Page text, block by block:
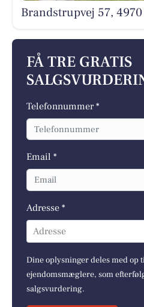
Brandstrupvej 57,
FÅ TRE GRATIS
Telefonnummer *
Email *
Adresse *
Adresse
Dine oplysninger deles med op
ejendomsmæglere, som
salgsvurdering.